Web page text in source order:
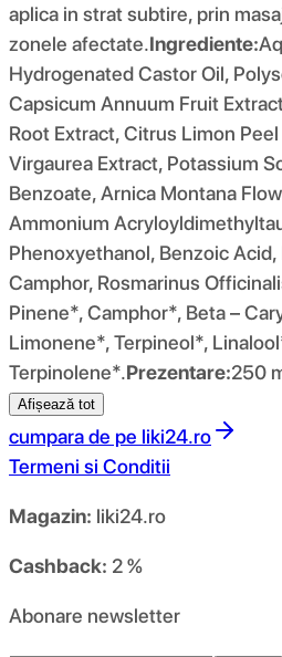
aplica in strat subtire, prin
zonele afectate.Ingrediente:
Hydrogenated Castor Oil,
Capsicum Annuum Fruit
Root Extract, Citrus Limon
Virgaurea Extract, Potassium
Benzoate, Arnica Montana
Ammonium
Phenoxyethanol, Benzoic
Camphor, Rosmarinus
Pinene*, Camphor*, Beta –
Limonene*, Terpineol*,
Terpinolene*.Prezentare:250
Afișează tot
cumpara de pe liki24.ro
Termeni si Conditii
Magazin: liki24.ro
Cashback: 2 %
Abonare newsletter